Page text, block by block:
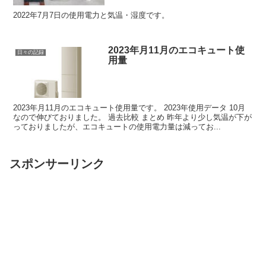
2022年7月7日の使用電力と気温・湿度です。
日々の記録
2023年月11月のエコキュート使
用量
2023年月11月のエコキュート使用量です。 2023年使用データ 10月
なので伸びておりました。 過去比較 まとめ 昨年より少し気温が下が
っておりましたが、エコキュートの使用電力量は減ってお...
スポンサーリンク